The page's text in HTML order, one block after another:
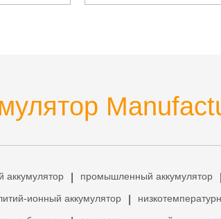
аккумулятор промышленный аккумулятор
ионный аккумулятор